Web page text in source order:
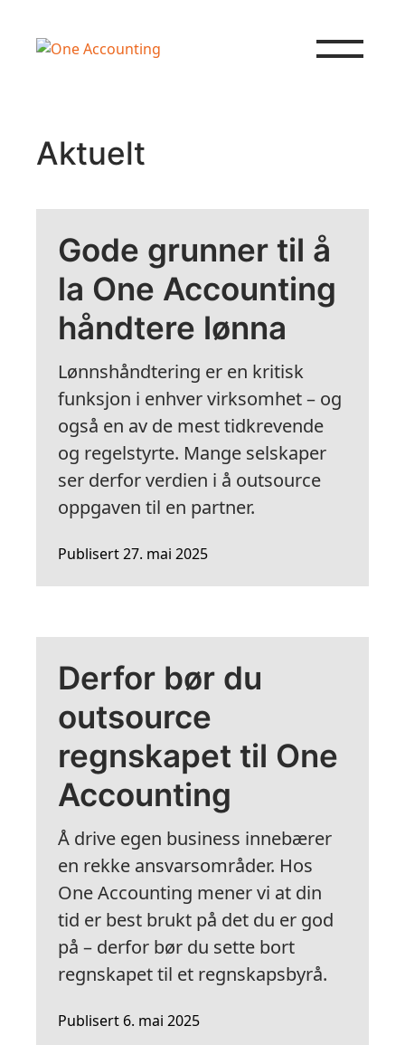
Aktuelt
Gode grunner til å
la One Accounting
håndtere lønna
Lønnshåndtering er en kritisk
funksjon i enhver virksomhet – og
også en av de mest tidkrevende
og regelstyrte. Mange selskaper
ser derfor verdien i å outsource
oppgaven til en partner.
Publisert 27. mai 2025
Derfor bør du
outsource
regnskapet til One
Accounting
Å drive egen business innebærer
en rekke ansvarsområder. Hos
One Accounting mener vi at din
tid er best brukt på det du er god
på – derfor bør du sette bort
regnskapet til et regnskapsbyrå.
Publisert 6. mai 2025